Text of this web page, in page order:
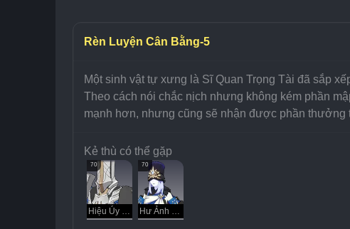
Rèn Luyện Cân Bằng-5
Một sinh vật tự xưng là Sĩ Quan Trọng Tài đã sắp
Theo cách nói chắc nịch nhưng không kém phần
mạnh hơn, nhưng cũng sẽ nhận được phần
Kẻ thù có thể gặp
70
Hiệu Úy Bờm Bạc
70
Hư Ảnh Kẻ Xâm Chiếm